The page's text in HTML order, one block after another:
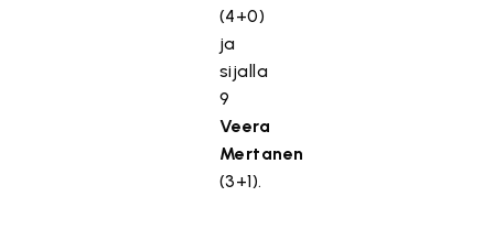
(4+0)
ja
sijalla
9
Veera
Mertanen
(3+1).